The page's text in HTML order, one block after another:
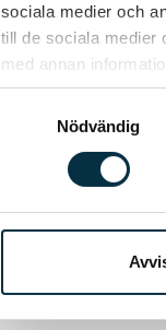
sociala medier och
till de sociala medier
med annan
Nödvändig
paprika
som jag la